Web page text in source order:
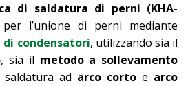
di saldatura di perni (KHA-
l’unione di perni mediante
di condensatori, utilizzando sia il
, sia il metodo a sollevamento
ad arco corto e arco